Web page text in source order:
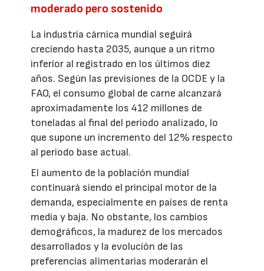
moderado pero sostenido
La industria cárnica mundial seguirá
creciendo hasta 2035, aunque a un ritmo
inferior al registrado en los últimos diez
años. Según las previsiones de la OCDE y la
FAO, el consumo global de carne alcanzará
aproximadamente los 412 millones de
toneladas al final del periodo analizado, lo
que supone un incremento del 12% respecto
al periodo base actual.
El aumento de la población mundial
continuará siendo el principal motor de la
demanda, especialmente en países de renta
media y baja. No obstante, los cambios
demográficos, la madurez de los mercados
desarrollados y la evolución de las
preferencias alimentarias moderarán el